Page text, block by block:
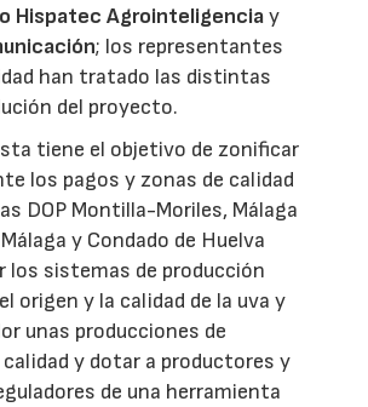
Hispatec Agrointeligenciay
; los representantes
han tratado las distintas
del proyecto.
tiene el objetivo de zonificar
los pagos y zonas de calidad
DOP Montilla-Moriles, Málaga
y Condado de Huelva
los sistemas de producción
origen y la calidad de la uva y
unas producciones de
y dotar a productores y
de una herramienta